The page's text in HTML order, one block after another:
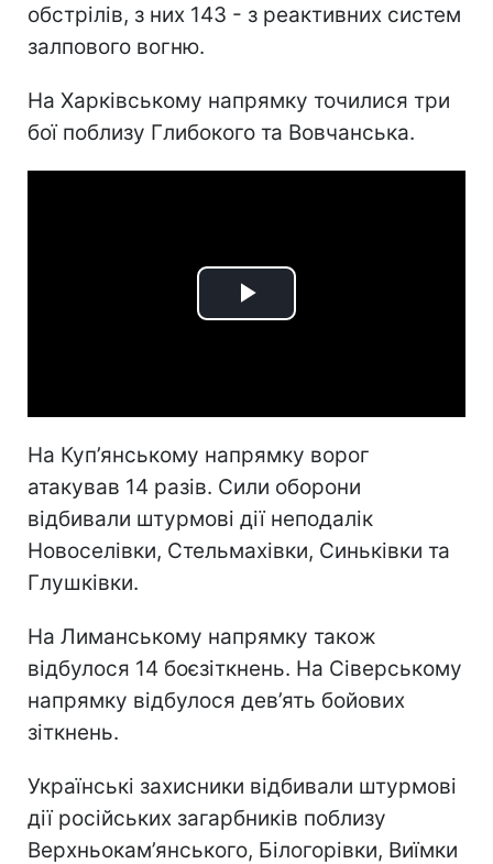
обстрілів, з них 143 - з реактивних систем
залпового вогню.
На Харківському напрямку точилися три
бої поблизу Глибокого та Вовчанська.
Play
На Куп’янському напрямку ворог
атакував 14 разів. Сили оборони
відбивали штурмові дії неподалік
Новоселівки, Стельмахівки, Синьківки та
Глушківки.
На Лиманському напрямку також
відбулося 14 боєзіткнень. На Сіверському
напрямку відбулося дев’ять бойових
зіткнень.
Українські захисники відбивали штурмові
дії російських загарбників поблизу
Верхньокам’янського, Білогорівки, Виїмки